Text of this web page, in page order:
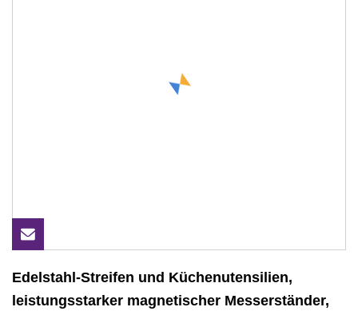
Edelstahl-Streifen und Küchenutensilien,
leistungsstarker magnetischer Messerständer,